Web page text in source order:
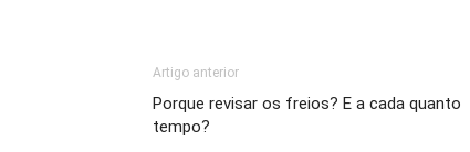
Artigo anterior
Porque revisar os freios? E a cada quanto
tempo?